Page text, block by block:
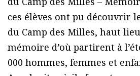
ces élèves ont pu découvrir
du Camp des Milles, haut
mémoire d’où partirent à
000 hommes, femmes et